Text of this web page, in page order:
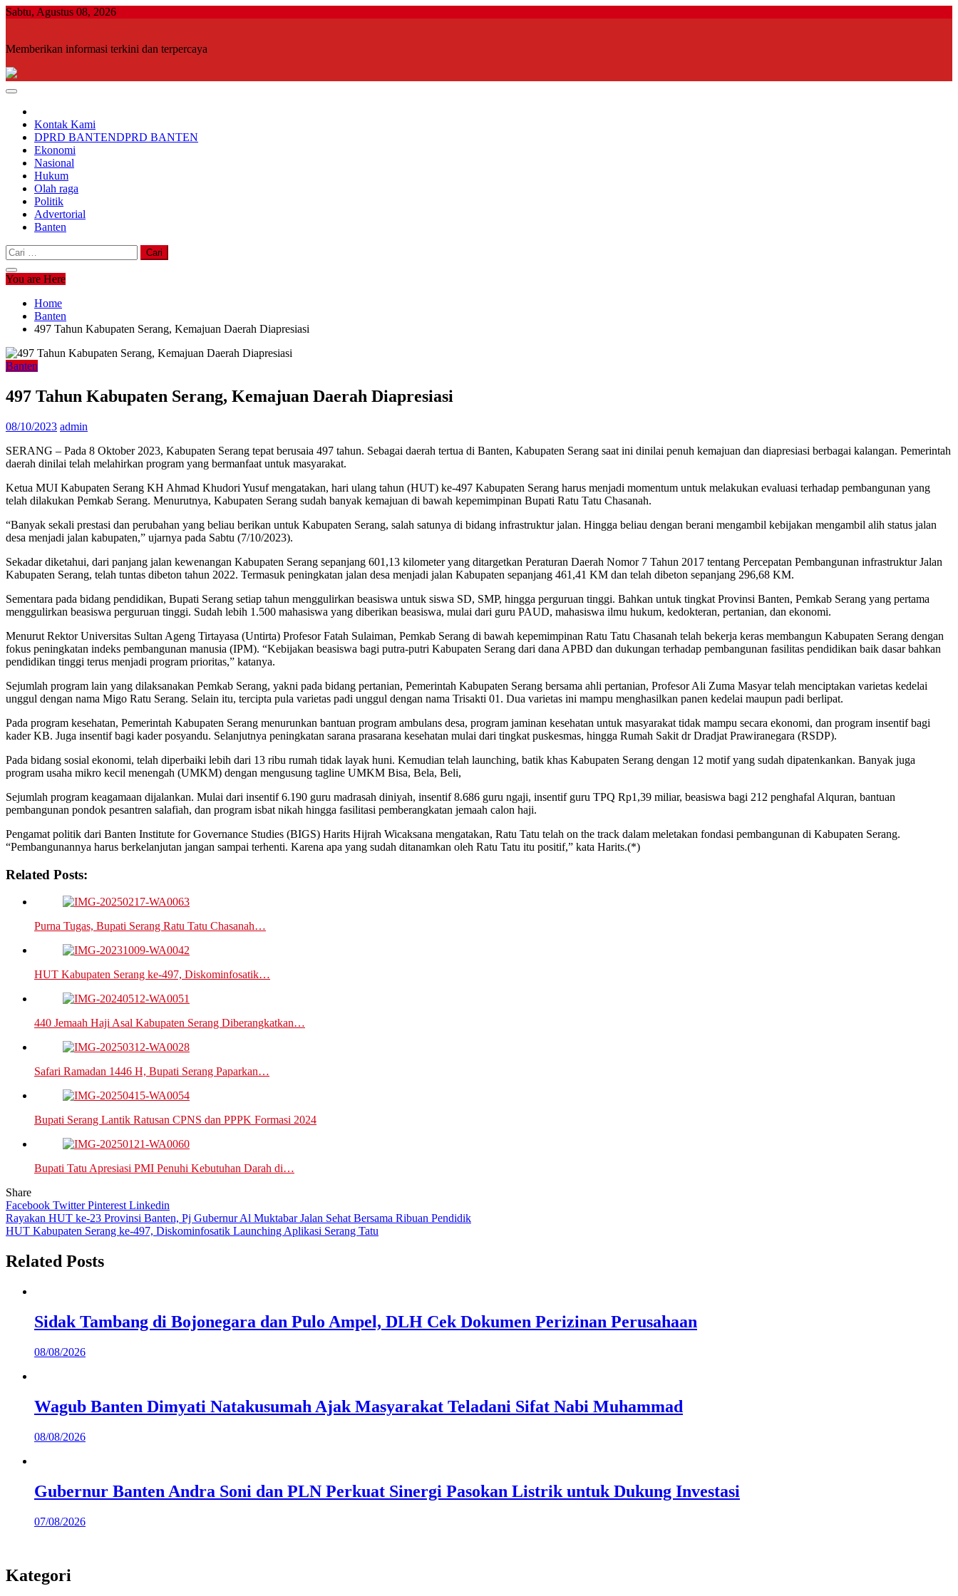
Skip
Sabtu, Agustus 08, 2026
Memberikan informasi terkini dan terpercaya
Kontak Kami
DPRD BANTENDPRD BANTEN
Ekonomi
Nasional
Hukum
Olah raga
Politik
Advertorial
Banten
Cari
untuk:
You are Here
Home
Banten
497 Tahun Kabupaten Serang, Kemajuan Daerah Diapresiasi
Banten
497 Tahun Kabupaten Serang, Kemajuan Daerah Diapresiasi
08/10/2023 admin
SERANG – Pada 8 Oktober 2023, Kabupaten Serang tepat berusaia 497 tahun. Sebagai daerah tertua di Banten, Kabupaten Serang saat ini dinilai penuh kemajuan dan diapresiasi berbagai kalangan. Pemerintah
daerah dinilai telah melahirkan program yang bermanfaat untuk masyarakat.
Ketua MUI Kabupaten Serang KH Ahmad Khudori Yusuf mengatakan, hari ulang tahun (HUT) ke-497 Kabupaten Serang harus menjadi momentum untuk melakukan evaluasi terhadap pembangunan yang
telah dilakukan Pemkab Serang. Menurutnya, Kabupaten Serang sudah banyak kemajuan di bawah kepemimpinan Bupati Ratu Tatu Chasanah.
“Banyak sekali prestasi dan perubahan yang beliau berikan untuk Kabupaten Serang, salah satunya di bidang infrastruktur jalan. Hingga beliau dengan berani mengambil kebijakan mengambil alih status jalan
desa menjadi jalan kabupaten,” ujarnya pada Sabtu (7/10/2023).
Sekadar diketahui, dari panjang jalan kewenangan Kabupaten Serang sepanjang 601,13 kilometer yang ditargetkan Peraturan Daerah Nomor 7 Tahun 2017 tentang Percepatan Pembangunan infrastruktur Jalan
Kabupaten Serang, telah tuntas dibeton tahun 2022. Termasuk peningkatan jalan desa menjadi jalan Kabupaten sepanjang 461,41 KM dan telah dibeton sepanjang 296,68 KM.
Sementara pada bidang pendidikan, Bupati Serang setiap tahun menggulirkan beasiswa untuk siswa SD, SMP, hingga perguruan tinggi. Bahkan untuk tingkat Provinsi Banten, Pemkab Serang yang pertama
menggulirkan beasiswa perguruan tinggi. Sudah lebih 1.500 mahasiswa yang diberikan beasiswa, mulai dari guru PAUD, mahasiswa ilmu hukum, kedokteran, pertanian, dan ekonomi.
Menurut Rektor Universitas Sultan Ageng Tirtayasa (Untirta) Profesor Fatah Sulaiman, Pemkab Serang di bawah kepemimpinan Ratu Tatu Chasanah telah bekerja keras membangun Kabupaten Serang dengan
fokus peningkatan indeks pembangunan manusia (IPM). “Kebijakan beasiswa bagi putra-putri Kabupaten Serang dari dana APBD dan dukungan terhadap pembangunan fasilitas pendidikan baik dasar bahkan
pendidikan tinggi terus menjadi program prioritas,” katanya.
Sejumlah program lain yang dilaksanakan Pemkab Serang, yakni pada bidang pertanian, Pemerintah Kabupaten Serang bersama ahli pertanian, Profesor Ali Zuma Masyar telah menciptakan varietas kedelai
unggul dengan nama Migo Ratu Serang. Selain itu, tercipta pula varietas padi unggul dengan nama Trisakti 01. Dua varietas ini mampu menghasilkan panen kedelai maupun padi berlipat.
Pada program kesehatan, Pemerintah Kabupaten Serang menurunkan bantuan program ambulans desa, program jaminan kesehatan untuk masyarakat tidak mampu secara ekonomi, dan program insentif bagi
kader KB. Juga insentif bagi kader posyandu. Selanjutnya peningkatan sarana prasarana kesehatan mulai dari tingkat puskesmas, hingga Rumah Sakit dr Dradjat Prawiranegara (RSDP).
Pada bidang sosial ekonomi, telah diperbaiki lebih dari 13 ribu rumah tidak layak huni. Kemudian telah launching, batik khas Kabupaten Serang dengan 12 motif yang sudah dipatenkankan. Banyak juga
program usaha mikro kecil menengah (UMKM) dengan mengusung tagline UMKM Bisa, Bela, Beli,
Sejumlah program keagamaan dijalankan. Mulai dari insentif 6.190 guru madrasah diniyah, insentif 8.686 guru ngaji, insentif guru TPQ Rp1,39 miliar, beasiswa bagi 212 penghafal Alquran, bantuan
pembangunan pondok pesantren salafiah, dan program isbat nikah hingga fasilitasi pemberangkatan jemaah calon haji.
Pengamat politik dari Banten Institute for Governance Studies (BIGS) Harits Hijrah Wicaksana mengatakan, Ratu Tatu telah on the track dalam meletakan fondasi pembangunan di Kabupaten Serang.
“Pembangunannya harus berkelanjutan jangan sampai terhenti. Karena apa yang sudah ditanamkan oleh Ratu Tatu itu positif,” kata Harits.(*)
Related Posts:
Purna Tugas, Bupati Serang Ratu Tatu Chasanah…
HUT Kabupaten Serang ke-497, Diskominfosatik…
440 Jemaah Haji Asal Kabupaten Serang Diberangkatkan…
Safari Ramadan 1446 H, Bupati Serang Paparkan…
Bupati Serang Lantik Ratusan CPNS dan PPPK Formasi 2024
Bupati Tatu Apresiasi PMI Penuhi Kebutuhan Darah di…
Share
Facebook TwitterPinterest Linkedin
Navigasi
pos
Rayakan HUT ke-23 Provinsi Banten, Pj Gubernur Al Muktabar Jalan Sehat Bersama Ribuan Pendidik
HUT Kabupaten Serang ke-497, Diskominfosatik Launching Aplikasi Serang Tatu
Related Posts
Sidak Tambang di Bojonegara dan Pulo Ampel, DLH Cek Dokumen Perizinan Perusahaan
08/08/2026
Wagub Banten Dimyati Natakusumah Ajak Masyarakat Teladani Sifat Nabi Muhammad
08/08/2026
Gubernur Banten Andra Soni dan PLN Perkuat Sinergi Pasokan Listrik untuk Dukung Investasi
07/08/2026
Kategori